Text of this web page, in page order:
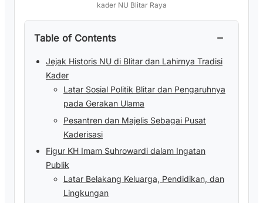
kader NU Blitar Raya
Table of Contents −
Jejak Historis NU di Blitar dan Lahirnya Tradisi
Kader
Latar Sosial Politik Blitar dan Pengaruhnya
pada Gerakan Ulama
Pesantren dan Majelis Sebagai Pusat
Kaderisasi
Figur KH Imam Suhrowardi dalam Ingatan
Publik
Latar Belakang Keluarga, Pendidikan, dan
Lingkungan